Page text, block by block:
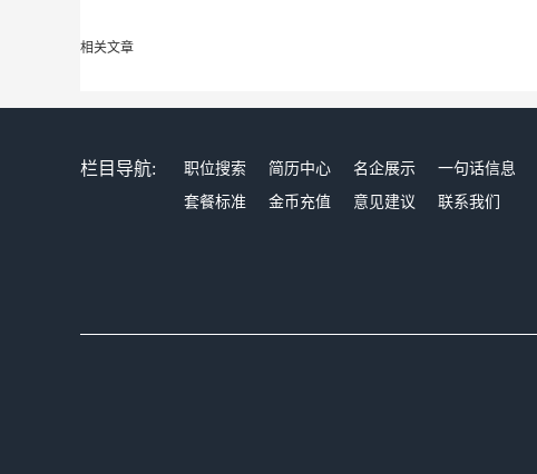
相关文章
栏目导航: 职位搜索 简历中心 名企展示 一句话信息
套餐标准
金币充值 意见建议 联系我们